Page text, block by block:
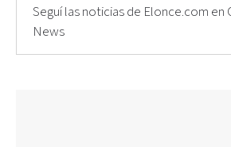
Seguí las noticias de Elonce.com en
News